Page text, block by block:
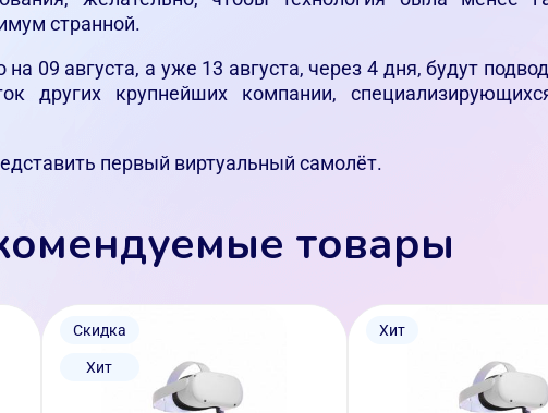
странной.
09 августа, а уже 13 августа, через 4 дня, будут
других крупнейших компании,
первый виртуальный самолёт.
товары
Скидка
Хит
Хит